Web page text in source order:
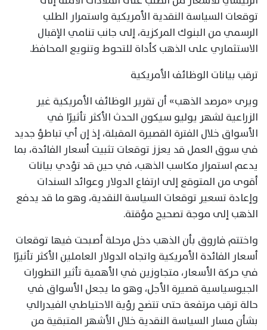
توقعات السياسة النقدية الأمريكية واستمرار الطلب
الرسمي من البنوك المركزية، إلى جانب تنامي الإقبال
الاستثماري على الذهب كأداة للتحوط وتنويع المحافظ.
ترقب بيانات الوظائف الأمريكية
ويرى «مرصد الذهب» أن تقرير الوظائف الأمريكية غير
الزراعية لشهر يوليو سيكون الحدث الأكثر تأثيرًا في
الأسواق خلال الفترة القصيرة المقبلة، إذ إن أي تباطؤ جديد
في سوق العمل قد يعزز توقعات تثبيت أسعار الفائدة، بما
يدعم استمرار مكاسب الذهب، في حين قد تؤدي بيانات
أقوى من المتوقع إلى ارتفاع الدولار وعوائد السندات
وإعادة تسعير توقعات السياسة النقدية، وهو ما قد يدفع
الذهب إلى موجة تصحيح مؤقتة.
واختتم فاروق بأن الذهب دخل مرحلة أصبحت فيها توقعات
أسعار الفائدة الأمريكية واتجاه الدولار العاملين الأكثر تأثيرًا
في حركة الأسعار، متجاوزين في الأهمية تأثير التطورات
الجيوسياسية قصيرة الأجل، وهو ما يجعل الأسواق في
حالة ترقب مرتفعة حتى تتضح رؤية الاحتياطي الفيدرالي
بشأن مسار السياسة النقدية خلال الأشهر المتبقية من